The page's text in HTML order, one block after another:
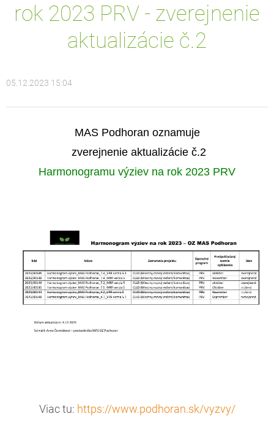
rok 2023 PRV - zverejnenie
aktualizácie č.2
05.12.2023 15:04
MAS Podhoran oznamuje
zverejnenie aktualizácie č.2
Harmonogramu výziev na rok 2023 PRV
Viac tu: https://www.podhoran.sk/vyzvy/